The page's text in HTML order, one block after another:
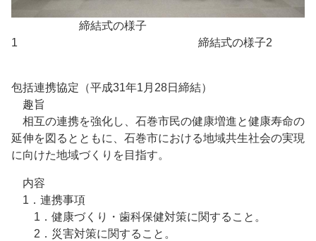
締結式の様子
1 締結式の様子2
包括連携協定（平成31年1月28日締結）
趣旨
相互の連携を強化し、石巻市民の健康増進と健康寿命の
延伸を図るとともに、石巻市における地域共生社会の実現
に向けた地域づくりを目指す。
内容
1．連携事項
1．健康づくり・歯科保健対策に関すること。
2．災害対策に関すること。